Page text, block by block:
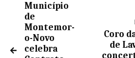
Município
de
Montemor-
o-Novo
celebra
Coro
de